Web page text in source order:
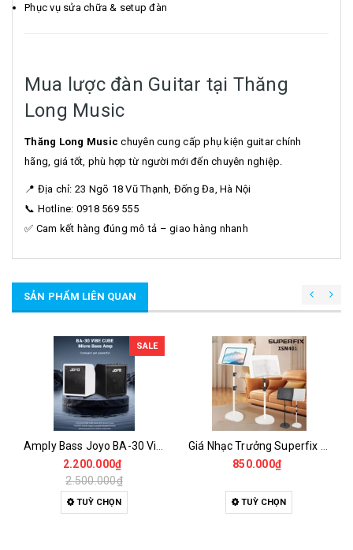
Phục vụ sửa chữa & setup đàn
Mua lược đàn Guitar tại Thăng
Long Music
Thăng Long Music chuyên cung cấp phụ kiện guitar chính
hãng, giá tốt, phù hợp từ người mới đến chuyên nghiệp.
📍 Địa chỉ: 23 Ngõ 18 Vũ Thạnh, Đống Đa, Hà Nội
📞 Hotline: 0918 569 555
✅ Cam kết hàng đúng mô tả – giao hàng nhanh
SẢN PHẨM LIÊN QUAN
SALE
2.200.000₫
2.500.000₫
TUỲ CHỌN
850.000₫
TUỲ CHỌN